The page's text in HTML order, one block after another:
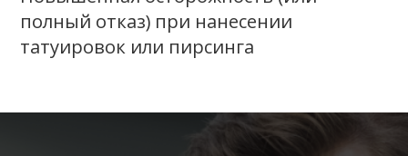
полный отказ) при нанесении
татуировок или пирсинга